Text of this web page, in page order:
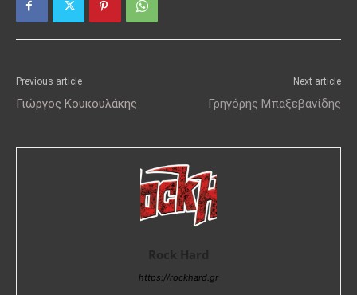
Previous article
Γιώργος Κουκουλάκης
Next article
Γρηγόρης Μπαξεβανίδης
https://rockhard.gr